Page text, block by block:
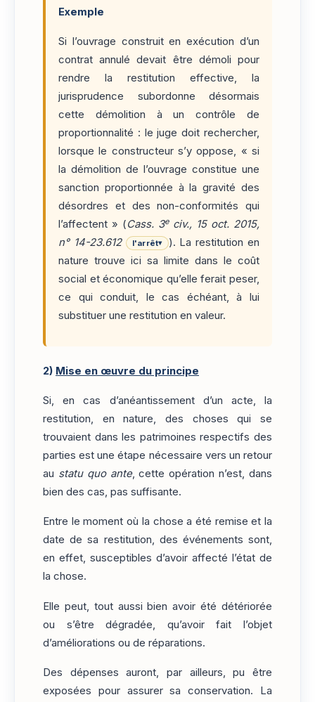
Exemple
Si l’ouvrage construit en exécution d’un
contrat annulé devait être démoli pour
rendre la restitution effective, la
jurisprudence subordonne désormais
cette démolition à un contrôle de
proportionnalité : le juge doit rechercher,
lorsque le constructeur s’y oppose, « si
la démolition de l’ouvrage constitue une
sanction proportionnée à la gravité des
désordres et des non-conformités qui
l’affectent » (Cass. 3eciv., 15 oct. 2015,
n° 14-23.612
l'arrêt▾
). La restitution en
nature trouve ici sa limite dans le coût
social et économique qu’elle ferait peser,
ce qui conduit, le cas échéant, à lui
substituer une restitution en valeur.
2) Mise en œuvre du principe
Si, en cas d’anéantissement d’un acte, la
restitution, en nature, des choses qui se
trouvaient dans les patrimoines respectifs des
parties est une étape nécessaire vers un retour
au statu quo ante, cette opération n’est, dans
bien des cas, pas suffisante.
Entre le moment où la chose a été remise et la
date de sa restitution, des événements sont,
en effet, susceptibles d’avoir affecté l’état de
la chose.
Elle peut, tout aussi bien avoir été détériorée
ou s’être dégradée, qu’avoir fait l’objet
d’améliorations ou de réparations.
Des dépenses auront, par ailleurs, pu être
exposées pour assurer sa conservation. La